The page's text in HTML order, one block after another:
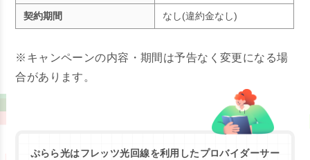
契約期間 なし(違約金なし)
※キャンペーンの内容・期間は予告なく変更になる場
合があります。
ぷらら光はフレッツ光回線を利用したプロバイダーサー